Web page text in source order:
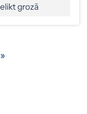
grozā